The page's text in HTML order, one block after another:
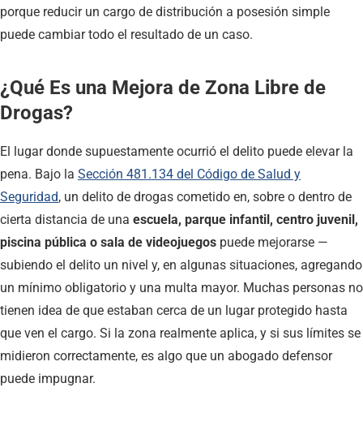
porque reducir un cargo de distribución a posesión simple
puede cambiar todo el resultado de un caso.
¿Qué Es una Mejora de Zona Libre de
Drogas?
El lugar donde supuestamente ocurrió el delito puede elevar la
pena. Bajo la Sección 481.134 del Código de Salud y
Seguridad, un delito de drogas cometido en, sobre o dentro de
cierta distancia de una escuela, parque infantil, centro juvenil,
piscina pública o sala de videojuegos puede mejorarse —
subiendo el delito un nivel y, en algunas situaciones, agregando
un mínimo obligatorio y una multa mayor. Muchas personas no
tienen idea de que estaban cerca de un lugar protegido hasta
que ven el cargo. Si la zona realmente aplica, y si sus límites se
midieron correctamente, es algo que un abogado defensor
puede impugnar.